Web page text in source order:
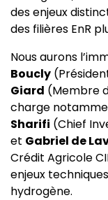
des enjeux
des filières EnR
Nous aurons
Boucly
Giard (Membre
charge
Sharifi (Chief
et Gabriel de
Crédit Agricole
enjeux
hydrogène.